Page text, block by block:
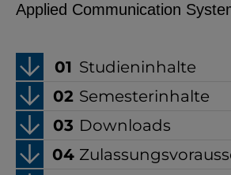
Applied Communication
Studieninhalte
Semesterinhalte
Downloads